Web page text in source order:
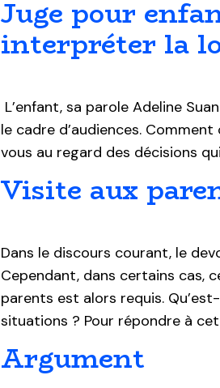
Juge pour
interpréter la
L’enfant, sa parole Adeline
le cadre d’audiences.
vous au regard des décisions
Visite aux
Dans le discours courant, le
Cependant, dans certains cas,
parents est alors requis.
situations ? Pour répondre à
Argument